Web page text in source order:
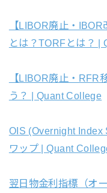
【LIBOR廃止・
とは？TORFとは？ |
【LIBOR廃止・RFR
う？ | Quant College
OIS (Overnight Index
ワップ | Quant
翌日物金利指標（オ